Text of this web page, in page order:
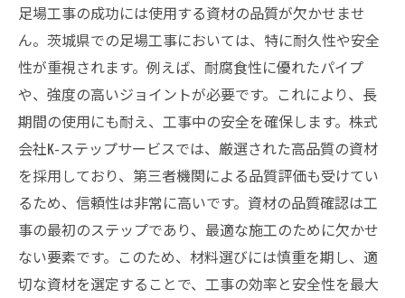
足場工事の成功には使用する資材の品質が欠かせませ
ん。茨城県での足場工事においては、特に耐久性や安全
性が重視されます。例えば、耐腐食性に優れたパイプ
や、強度の高いジョイントが必要です。これにより、長
期間の使用にも耐え、工事中の安全を確保します。株式
会社K-ステップサービスでは、厳選された高品質の資材
を採用しており、第三者機関による品質評価も受けてい
るため、信頼性は非常に高いです。資材の品質確認は工
事の最初のステップであり、最適な施工のために欠かせ
ない要素です。このため、材料選びには慎重を期し、適
切な資材を選定することで、工事の効率と安全性を最大